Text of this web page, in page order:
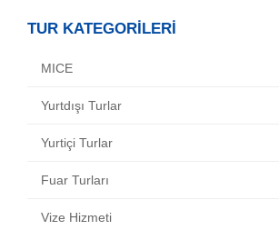
TUR KATEGORİLERİ
MICE
Yurtdışı Turlar
Yurtiçi Turlar
Fuar Turları
Vize Hizmeti